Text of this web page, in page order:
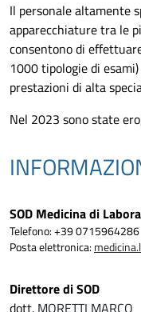
Il personale altamente
apparecchiature tra le
consentono di
1000 tipologie di
prestazioni di alta
Nel 2023 sono state
SOD Medicina di
Telefono: +39 0715964286
Posta elettronica:
Direttore di SOD